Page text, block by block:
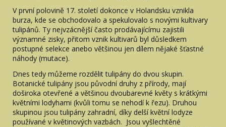
V první polovině 17. století dokonce v Holandsku vznikla
burza, kde se obchodovalo a spekulovalo s novými kultivary
tulipánů. Ty nejvzácnější často prodávajícímu zajistili
významné zisky, přitom vznik kultivarů byl důsledkem
postupné selekce anebo většinou jen dílem nějaké šťastné
náhody (mutace).
Dnes tedy můžeme rozdělit tulipány do dvou skupin.
Botanické tulipány jsou původní druhy z přírody, mají
doširoka otevřené a většinou dvoubarevné květy s krátkými
květními lodyhami (kvůli tomu se nehodí k řezu). Druhou
skupinou jsou tulipány zahradní, díky delší květní lodyze
používané v květinových vazbách. Jsou vyšlechtěné